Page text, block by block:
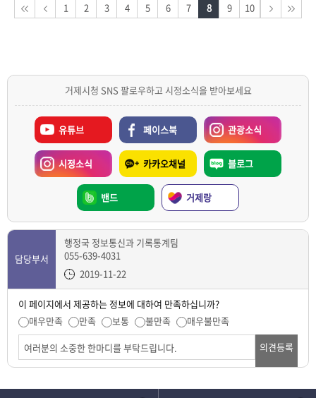
1 2 3 4 5 6 7 8 9 10
거제시청 SNS 팔로우하고 시정소식을 받아보세요
유튜브 페이스북 관광소식
시정소식 카카오채널 블로그
밴드 거제랑
담당부서
행정국 정보통신과 기록통계팀
055-639-4031
2019-11-22
이 페이지에서 제공하는 정보에 대하여 만족하십니까?
매우만족
만족 보통 불만족
매우불만족
의견등록